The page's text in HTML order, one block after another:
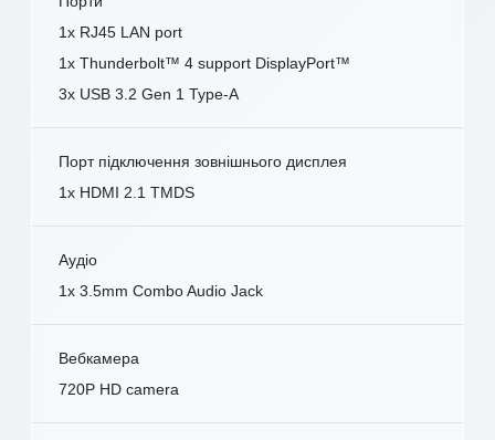
1x RJ45 LAN port
1x Thunderbolt™ 4 support DisplayPort™
3x USB 3.2 Gen 1 Type-A
Порт підключення зовнішнього дисплея
1x HDMI 2.1 TMDS
Аудіо
1x 3.5mm Combo Audio Jack
Вебкамера
720P HD camera